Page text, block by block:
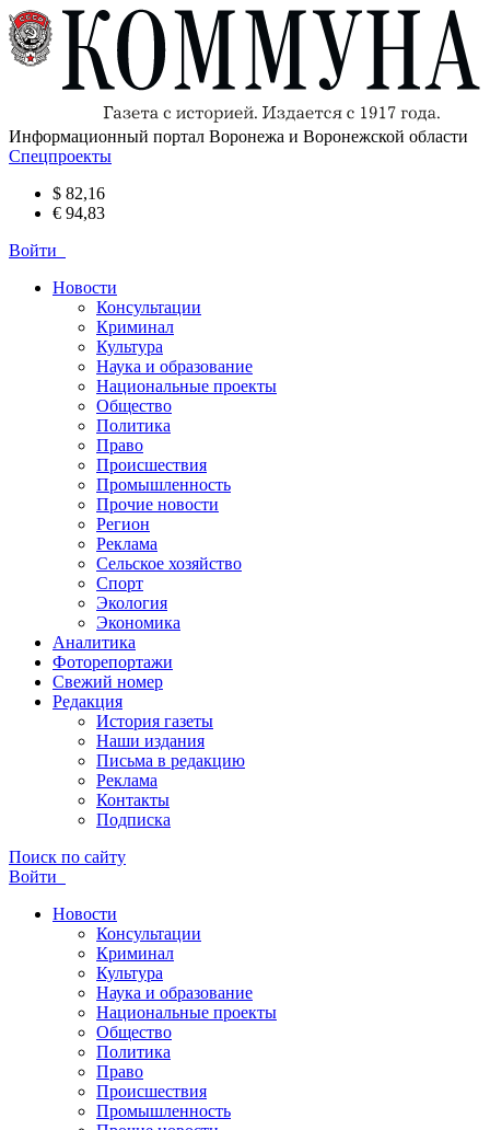
Информационный портал Воронежа и Воронежской области
Спецпроекты
$ 82,16
€ 94,83
Войти
Новости
Консультации
Криминал
Культура
Наука и образование
Национальные проекты
Общество
Политика
Право
Происшествия
Промышленность
Прочие новости
Регион
Реклама
Сельское хозяйство
Спорт
Экология
Экономика
Аналитика
Фоторепортажи
Свежий номер
Редакция
История газеты
Наши издания
Письма в редакцию
Реклама
Контакты
Подписка
Поиск по сайту
Войти
Новости
Консультации
Криминал
Культура
Наука и образование
Национальные проекты
Общество
Политика
Право
Происшествия
Промышленность